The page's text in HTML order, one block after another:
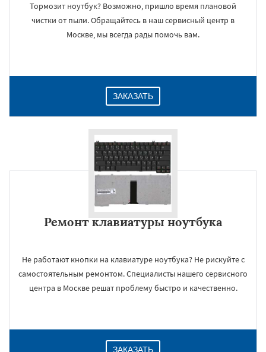
Тормозит ноутбук? Возможно, пришло время плановой
чистки от пыли. Обращайтесь в наш сервисный центр в
Москве, мы всегда рады помочь вам.
ЗАКАЗАТЬ
Ремонт клавиатуры ноутбука
Не работают кнопки на клавиатуре ноутбука? Не рискуйте с
самостоятельным ремонтом. Специалисты нашего сервисного
центра в Москве решат проблему быстро и качественно.
ЗАКАЗАТЬ